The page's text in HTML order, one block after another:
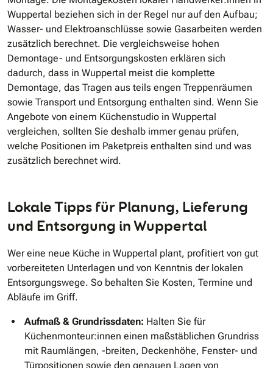
Wuppertal beziehen sich in der Regel nur auf den Aufbau;
Wasser- und Elektroanschlüsse sowie Gasarbeiten werden
zusätzlich berechnet. Die vergleichsweise hohen
Demontage- und Entsorgungskosten erklären sich
dadurch, dass in Wuppertal meist die komplette
Demontage, das Tragen aus teils engen Treppenräumen
sowie Transport und Entsorgung enthalten sind. Wenn Sie
Angebote von einem Küchenstudio in Wuppertal
vergleichen, sollten Sie deshalb immer genau prüfen,
welche Positionen im Paketpreis enthalten sind und was
zusätzlich berechnet wird.
Lokale Tipps für Planung, Lieferung
und Entsorgung in Wuppertal
Wer eine neue Küche in Wuppertal plant, profitiert von gut
vorbereiteten Unterlagen und von Kenntnis der lokalen
Entsorgungswege. So behalten Sie Kosten, Termine und
Abläufe im Griff.
Aufmaß & Grundrissdaten: Halten Sie für
Küchenmonteur:innen einen maßstäblichen Grundriss
mit Raumlängen, -breiten, Deckenhöhe, Fenster- und
Türpositionen sowie den genauen Lagen von